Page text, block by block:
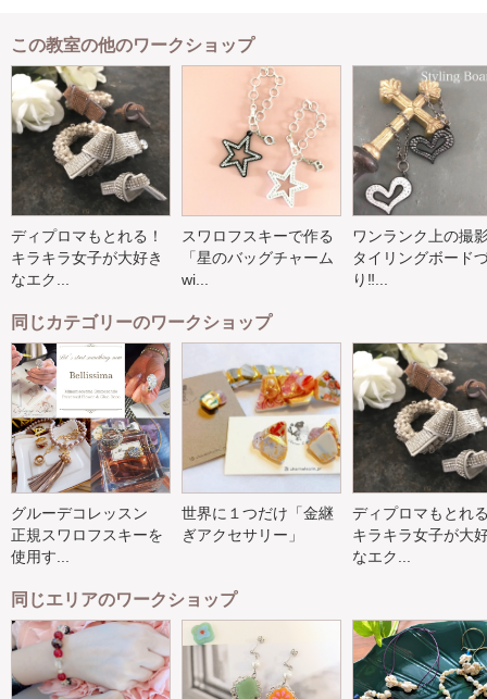
この教室の他のワークショップ
ディプロマもとれる！
キラキラ女子が大好き
なエク...
スワロフスキーで作る
「星のバッグチャーム
wi...
ワンランク上の撮
タイリングボード
り‼️...
同じカテゴリーのワークショップ
グルーデコレッスン
正規スワロフスキーを
使用す...
世界に１つだけ「金継
ぎアクセサリー」
ディプロマもとれ
キラキラ女子が大
なエク...
同じエリアのワークショップ